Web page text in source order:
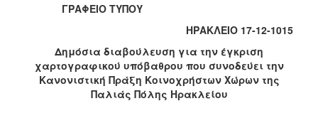
ΓΡΑΦΕΙΟ ΤΥΠΟΥ
ΗΡΑΚΛΕΙΟ 17-12-1015
Δημόσια διαβούλευση για την έγκριση
χαρτογραφικού υπόβαθρου που συνοδεύει την
Κανονιστική Πράξη Κοινοχρήστων Χώρων της
Παλιάς Πόλης Ηρακλείου